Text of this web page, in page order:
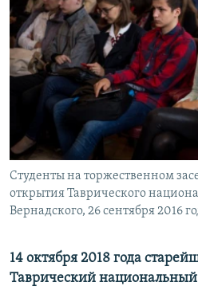
СОВЕТЫ ПРАВОЗАЩИТНИКОВ
ПРОПАВШИЕ БЕЗ ВЕСТИ
ПОБЕДИТЕЛЕЙ НЕ СУДЯТ?
КРЫМ.НЕПОКОРЕННЫЙ
ELIFBE
УКРАИНСКАЯ ПРОБЛЕМА КРЫМА
Qırımtatar
ПРИСОЕДИНЯЙТЕСЬ!
Все сайты RFE/RL
Студенты на торжественном
открытия Таврического
Вернадского, 26 сентября 2016
14 октября 2018 года
Таврический